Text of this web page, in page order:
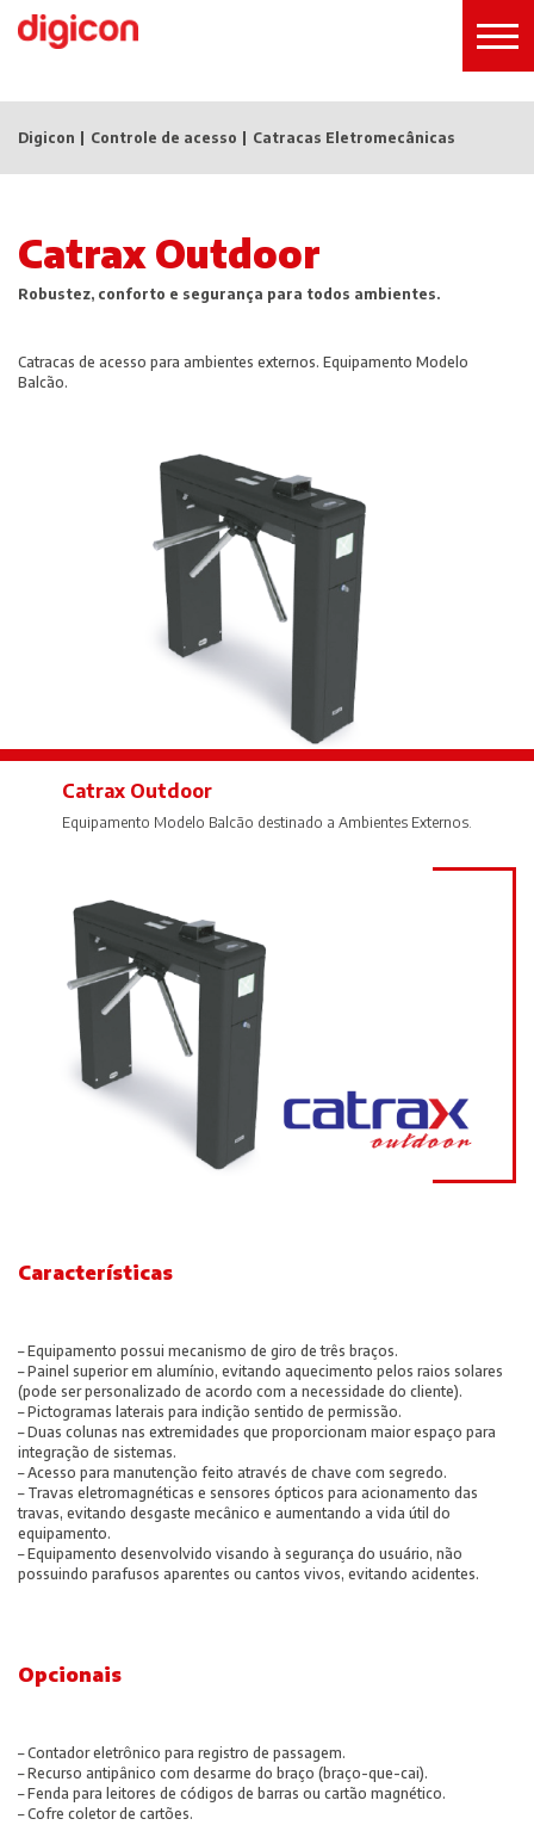
Digicon Controle de acesso Catracas Eletromecânicas
Catrax Outdoor
Robustez, conforto e segurança para todos ambientes.
Catracas de acesso para ambientes externos. Equipamento Modelo
Balcão.
Catrax Outdoor
Equipamento Modelo Balcão destinado a Ambientes Externos.
Características
– Equipamento possui mecanismo de giro de três braços.
– Painel superior em alumínio, evitando aquecimento pelos raios solares
(pode ser personalizado de acordo com a necessidade do cliente).
– Pictogramas laterais para indição sentido de permissão.
– Duas colunas nas extremidades que proporcionam maior espaço para
integração de sistemas.
– Acesso para manutenção feito através de chave com segredo.
– Travas eletromagnéticas e sensores ópticos para acionamento das
travas, evitando desgaste mecânico e aumentando a vida útil do
equipamento.
– Equipamento desenvolvido visando à segurança do usuário, não
possuindo parafusos aparentes ou cantos vivos, evitando acidentes.
Opcionais
– Contador eletrônico para registro de passagem.
– Recurso antipânico com desarme do braço (braço-que-cai).
– Fenda para leitores de códigos de barras ou cartão magnético.
– Cofre coletor de cartões.